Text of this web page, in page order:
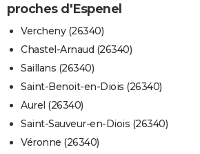
proches d'Espenel
Vercheny (26340)
Chastel-Arnaud (26340)
Saillans (26340)
Saint-Benoit-en-Diois (26340)
Aurel (26340)
Saint-Sauveur-en-Diois (26340)
Véronne (26340)